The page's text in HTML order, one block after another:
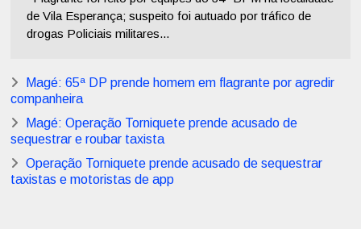
de Vila Esperança; suspeito foi autuado por tráfico de
drogas Policiais militares...
Magé: 65ª DP prende homem em flagrante por agredir
companheira
Magé: Operação Torniquete prende acusado de
sequestrar e roubar taxista
Operação Torniquete prende acusado de sequestrar
taxistas e motoristas de app